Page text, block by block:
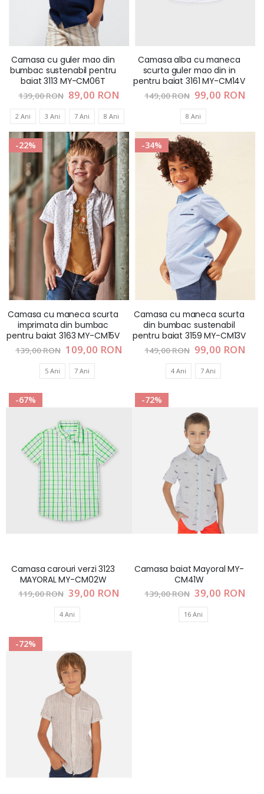
Camasa cu guler mao din
bumbac sustenabil pentru
baiat 3113 MY-CM06T
139,00 RON Pret
special
89,00 RON
2 Ani 3 Ani 7 Ani 8 Ani
Camasa alba cu maneca
scurta guler mao din in
pentru baiat 3161 MY-CM14V
149,00 RON Pret
special
99,00 RON
8 Ani
-22%
Camasa cu maneca scurta
imprimata din bumbac
pentru baiat 3163 MY-CM15V
139,00 RON Pret
special
109,00 RON
5 Ani 7 Ani
-34%
Camasa cu maneca scurta
din bumbac sustenabil
pentru baiat 3159 MY-CM13V
149,00 RON Pret
special
99,00 RON
4 Ani 7 Ani
-67%
Camasa carouri verzi 3123
MAYORAL MY-CM02W
119,00 RON Pret
special
39,00 RON
4 Ani
-72%
Camasa baiat Mayoral MY-
CM41W
139,00 RON Pret
special
39,00 RON
16 Ani
-72%